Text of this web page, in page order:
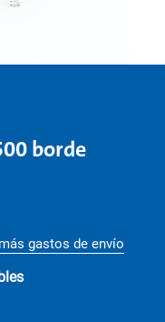
borde
gastos de envío